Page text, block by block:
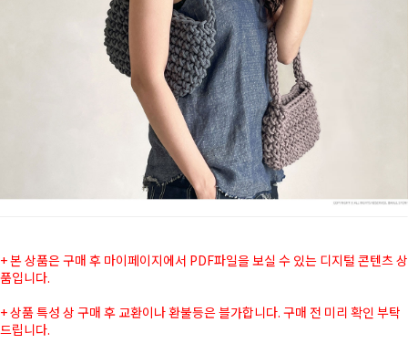
+ 본 상품은 구매 후 마이페이지에서 PDF파일을 보실 수 있는 디지털 콘텐츠 상
품입니다.
+ 상품 특성 상 구매 후 교환이나 환불등은 블가합니다. 구매 전 미리 확인 부탁
드립니다.